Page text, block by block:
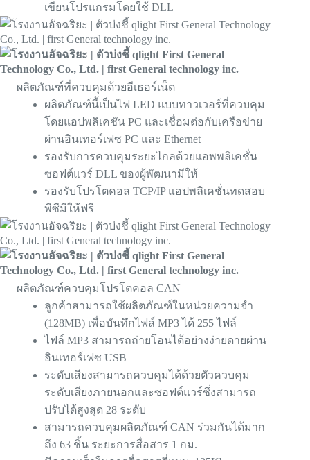
เขียนโปรแกรมโดยใช้ DLL
ผลิตภัณฑ์ที่ควบคุมด้วยอีเธอร์เน็ต
ผลิตภัณฑ์นี้เป็นไฟ LED แบบทาวเวอร์ที่ควบคุม
โดยแอปพลิเคชัน PC และเชื่อมต่อกับเครือข่าย
ผ่านอินเทอร์เฟซ PC และ Ethernet
รองรับการควบคุมระยะไกลด้วยแอพพลิเคชั่น
ซอฟต์แวร์ DLL ของผู้พัฒนามีให้
รองรับโปรโตคอล TCP/IP แอปพลิเคชั่นทดสอบ
พีซีมีให้ฟรี
ผลิตภัณฑ์ควบคุมโปรโตคอล CAN
ลูกค้าสามารถใช้ผลิตภัณฑ์ในหน่วยความจำ
(128MB) เพื่อบันทึกไฟล์ MP3 ได้ 255 ไฟล์
ไฟล์ MP3 สามารถถ่ายโอนได้อย่างง่ายดายผ่าน
อินเทอร์เฟซ USB
ระดับเสียงสามารถควบคุมได้ด้วยตัวควบคุม
ระดับเสียงภายนอกและซอฟต์แวร์ซึ่งสามารถ
ปรับได้สูงสุด 28 ระดับ
สามารถควบคุมผลิตภัณฑ์ CAN ร่วมกันได้มาก
ถึง 63 ชิ้น ระยะการสื่อสาร 1 กม.